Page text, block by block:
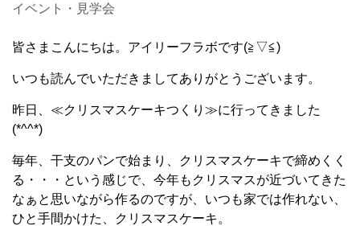
イベント・見学会
皆さまこんにちは。アイリーフラボです(≧▽≦)
いつも読んでいただきましてありがとうございます。
昨日、≪クリスマスケーキつくり≫に行ってきました
(*^^*)
毎年、干支のパンで始まり、クリスマスケーキで締めくく
る・・・という感じで、今年もクリスマスが近づいてきた
なぁと思いながら作るのですが、いつも家では作れない、
ひと手間かけた、クリスマスケーキ。